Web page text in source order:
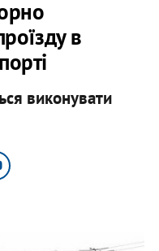
в
виконувати